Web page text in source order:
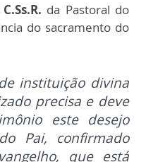
da Pastoral do
do sacramento do
instituição divina
precisa e deve
este desejo
Pai, confirmado
que está